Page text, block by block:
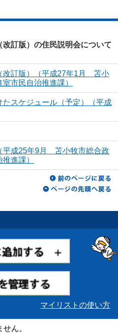
訂版）の住民説明会について
改訂版）（平成27年1月 苫小
市民自治推進課）
スケジュール（予定）（平成
平成25年9月 苫小牧市総合政
進課）
マイリストの使い方
ん。